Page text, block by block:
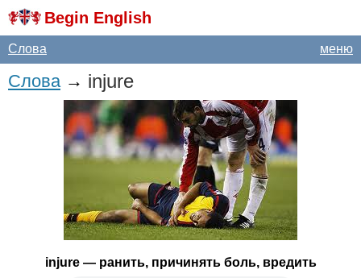
Begin English
меню
Слова
Слова→ injure
injure— ранить, причинять боль, вредить